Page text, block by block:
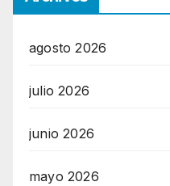
agosto 2026
julio 2026
junio 2026
mayo 2026